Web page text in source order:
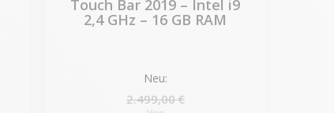
Touch Bar 2019 – Intel i9
2,4 GHz – 16 GB RAM
Neu:
2.499,00 €